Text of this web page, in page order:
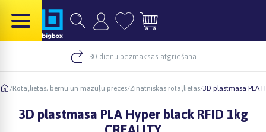
30 dienu bezmaksas atgriešana
/Rotaļlietas, bērnu un mazuļu preces/Zinātniskās rotaļlietas/3D plastmasa PLA
3D plastmasa PLA Hyper black RFID 1kg